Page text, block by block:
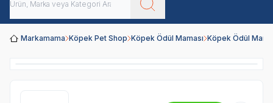
Markamama Köpek Pet Shop Köpek Ödül Maması Köpek Ödül